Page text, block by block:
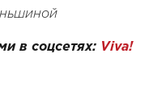
в соцсетях: Viva!